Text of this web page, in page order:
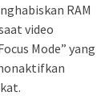
RAM
video
Mode” yang